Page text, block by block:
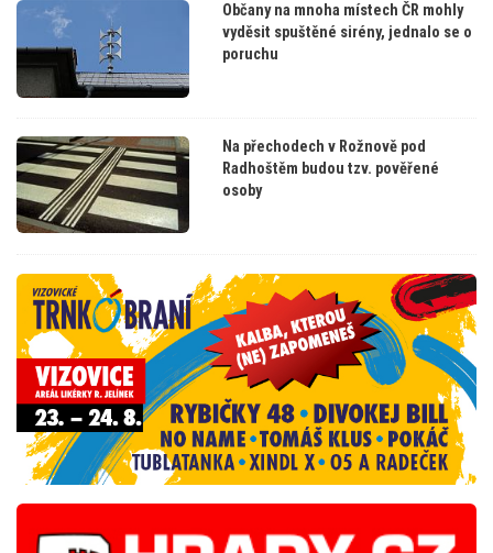
Občany na mnoha místech ČR mohly
vyděsit spuštěné sirény, jednalo se o
poruchu
Na přechodech v Rožnově pod
Radhoštěm budou tzv. pověřené
osoby